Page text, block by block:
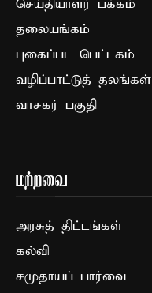
செய்தியாளர் பக்கம்
தலையங்கம்
புகைப்பட பெட்டகம்
வழிப்பாட்டுத் தலங்கள்
வாசகர் பகுதி
மற்றவை
அரசுத் திட்டங்கள்
கல்வி
சமுதாயப் பார்வை